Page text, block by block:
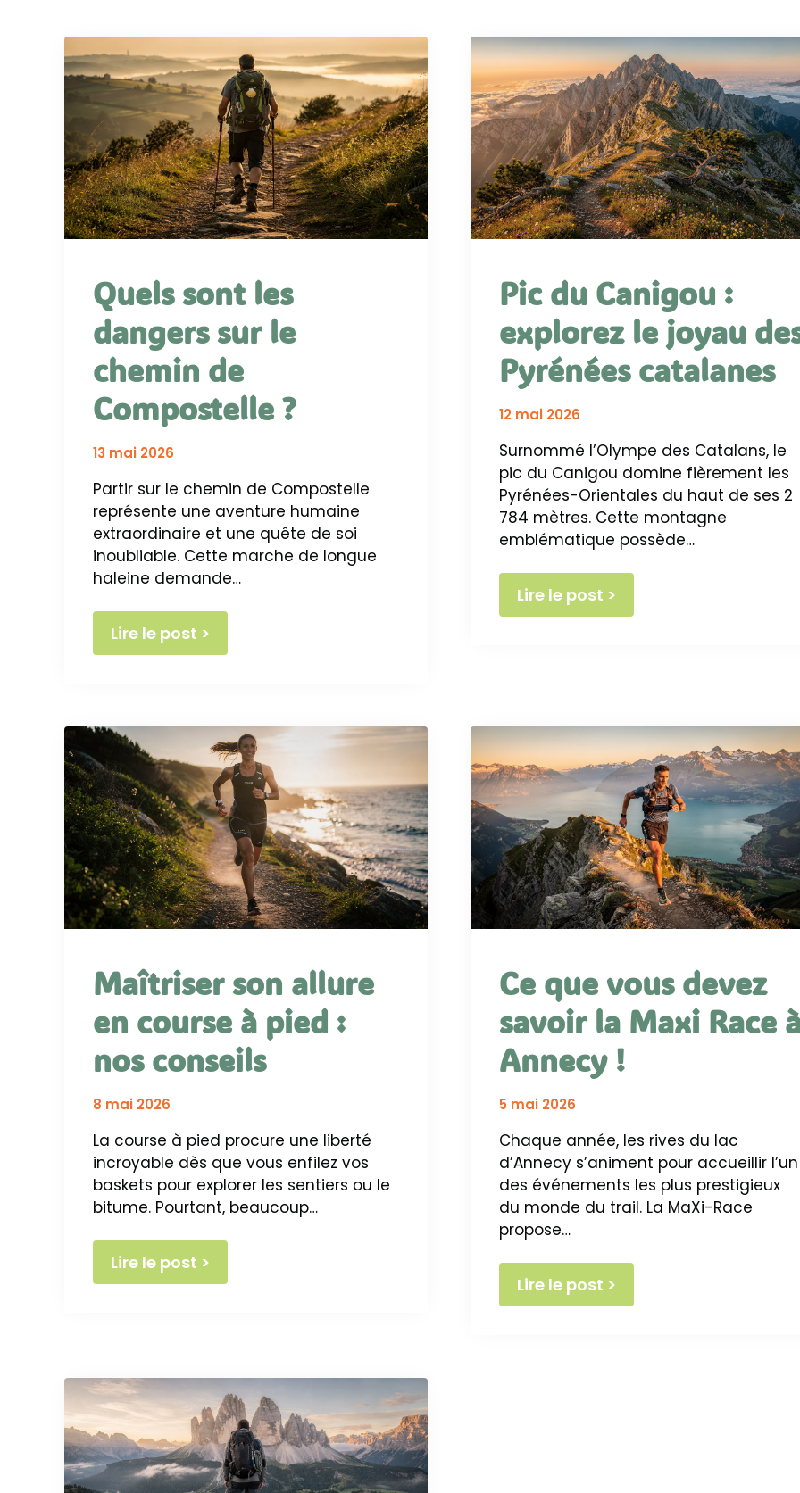
Quels sont les
dangers sur le
chemin de
Compostelle ?
13 mai 2026
Partir sur le chemin de Compostelle
représente une aventure humaine
extraordinaire et une quête de soi
inoubliable. Cette marche de longue
haleine demande…
Lire le post >
Pic du Canigou :
explorez le joyau
Pyrénées catalanes
12 mai 2026
Surnommé l’Olympe des Catalans, le
pic du Canigou domine fièrement les
Pyrénées-Orientales du haut de ses 2
784 mètres. Cette montagne
emblématique possède…
Lire le post >
Maîtriser son allure
en course à pied :
nos conseils
8 mai 2026
La course à pied procure une liberté
incroyable dès que vous enfilez vos
baskets pour explorer les sentiers ou le
bitume. Pourtant, beaucoup…
Lire le post >
Ce que vous devez
savoir la Maxi Race
Annecy !
5 mai 2026
Chaque année, les rives du lac
d’Annecy s’animent pour accueillir l’un
des événements les plus prestigieux
du monde du trail. La MaXi-Race
propose…
Lire le post >